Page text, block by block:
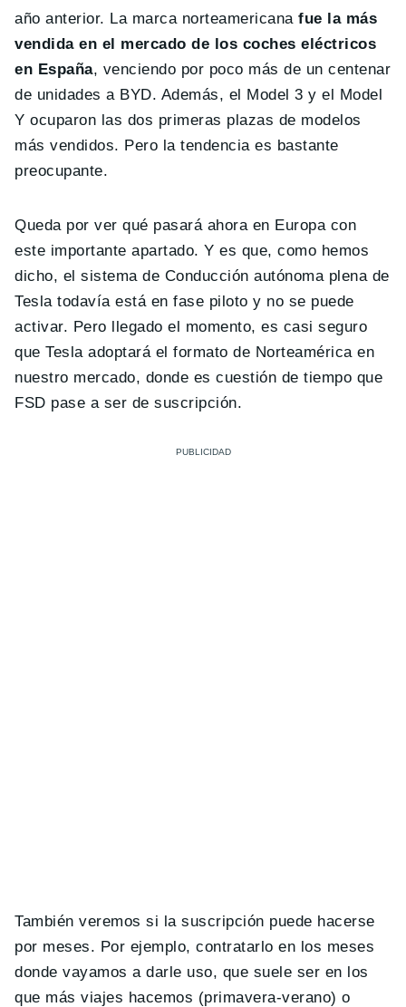
año anterior. La marca norteamericanafue la más
vendida en el mercado de los coches eléctricos
en España, venciendo por poco más de un centenar
de unidades a BYD. Además, el Model 3 y el Model
Y ocuparon las dos primeras plazas de modelos
más vendidos. Pero la tendencia es bastante
preocupante.
Queda por ver qué pasará ahora en Europa con
este importante apartado. Y es que, como hemos
dicho, el sistema de Conducción autónoma plena de
Tesla todavía está en fase piloto y no se puede
activar. Pero llegado el momento, es casi seguro
que Tesla adoptará el formato de Norteamérica en
nuestro mercado, donde es cuestión de tiempo que
FSD pase a ser de suscripción.
También veremos si la suscripción puede hacerse
por meses. Por ejemplo, contratarlo en los meses
donde vayamos a darle uso, que suele ser en los
que más viajes hacemos (primavera-verano) o